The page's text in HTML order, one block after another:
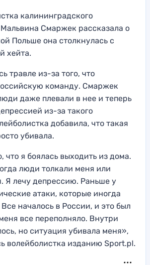
калининградского
Смаржек рассказала о
Польше она столкнулась с
хейта.
травле из-за того, что
команду. Смаржек
даже плевали в нее и теперь
из-за такого
добавила, что такая
убивала.
что я боялась выходить из дома.
люди толкали меня или
Я лечу депрессию. Раньше у
атаки, которые иногда
началось в России, и это был
все переполняло. Внутри
но ситуация убивала меня»,
волейболистка изданию Sport.pl.